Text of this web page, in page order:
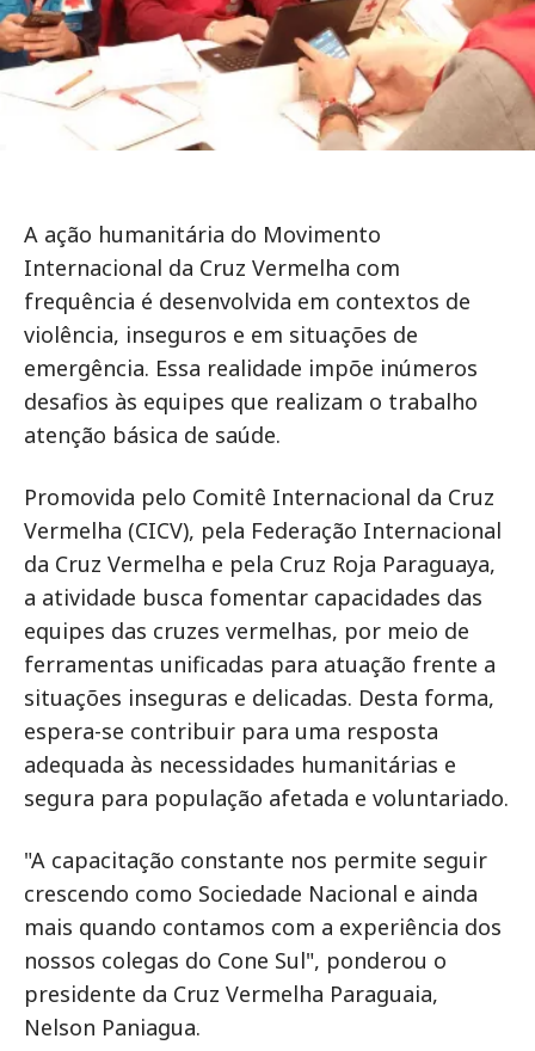
A ação humanitária do Movimento
Internacional da Cruz Vermelha com
frequência é desenvolvida em contextos de
violência, inseguros e em situações de
emergência. Essa realidade impõe inúmeros
desafios às equipes que realizam o trabalho
atenção básica de saúde.
Promovida pelo Comitê Internacional da Cruz
Vermelha (CICV), pela Federação Internacional
da Cruz Vermelha e pela Cruz Roja Paraguaya,
a atividade busca fomentar capacidades das
equipes das cruzes vermelhas, por meio de
ferramentas unificadas para atuação frente a
situações inseguras e delicadas. Desta forma,
espera-se contribuir para uma resposta
adequada às necessidades humanitárias e
segura para população afetada e voluntariado.
"A capacitação constante nos permite seguir
crescendo como Sociedade Nacional e ainda
mais quando contamos com a experiência dos
nossos colegas do Cone Sul", ponderou o
presidente da Cruz Vermelha Paraguaia,
Nelson Paniagua.